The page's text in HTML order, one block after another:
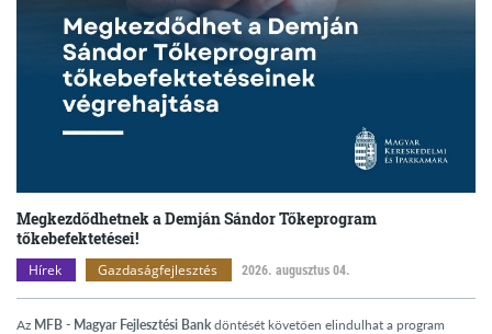
Megkezdődhetnek a Demján Sándor Tőkeprogram
tőkebefektetései!
Hírek Gazdaságfejlesztés 2026. augusztus 04.
Az MFB - Magyar Fejlesztési Bank döntését követően elindulhat a program